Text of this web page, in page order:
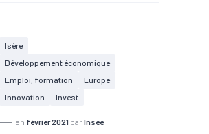
Isère
Développement économique
Emploi, formation
Europe
Innovation
Invest
en février 2021 par Insee